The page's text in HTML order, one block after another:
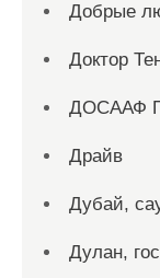
Добрые
Доктор
ДОСААФ
Драйв
Дубай,
Дулан,